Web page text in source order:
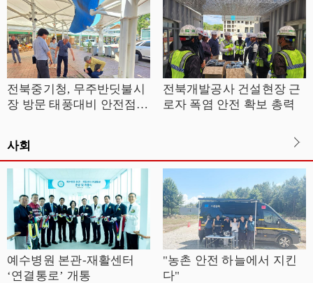
전북중기청, 무주반딧불시
장 방문 태풍대비 안전점검
전북개발공사 건설현장 근
로자 폭염 안전 확보 총력
사회
예수병원 본관-재활센터
‘연결통로’ 개통
"농촌 안전 하늘에서 지킨
다"